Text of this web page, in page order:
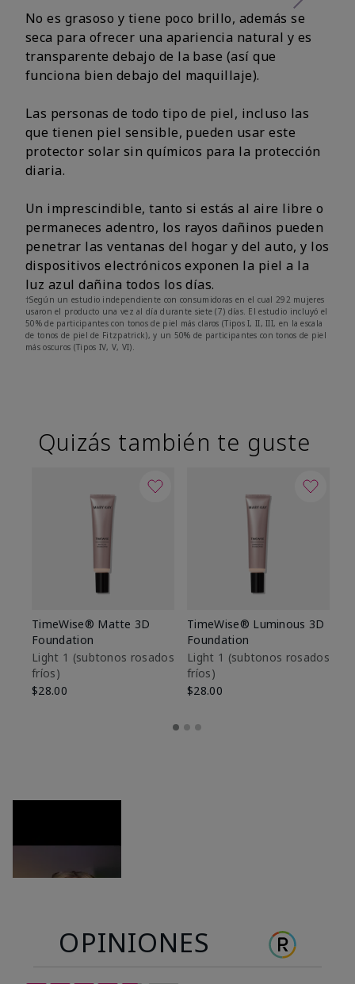
No es grasoso y tiene poco brillo, además se
seca para ofrecer una apariencia natural y es
transparente debajo de la base (así que
funciona bien debajo del maquillaje).
Las personas de todo tipo de piel, incluso las
que tienen piel sensible, pueden usar este
protector solar sin químicos para la protección
diaria.
Un imprescindible, tanto si estás al aire libre o
permaneces adentro, los rayos dañinos pueden
penetrar las ventanas del hogar y del auto, y los
dispositivos electrónicos exponen la piel a la
luz azul dañina todos los días.
†Según un estudio independiente con consumidoras en el cual 292 mujeres
usaron el producto una vez al día durante siete (7) días. El estudio incluyó el
50% de participantes con tonos de piel más claros (Tipos I, II, III, en la escala
de tonos de piel de Fitzpatrick), y un 50% de participantes con tonos de piel
más oscuros (Tipos IV, V, VI).
Quizás también te guste
TimeWise® Matte 3D
Foundation
Light 1​ (subtonos rosados
fríos)
$28.00
TimeWise® Luminous 3D
Foundation
Light 1​ (subtonos rosados
fríos)
$28.00
OPINIONES